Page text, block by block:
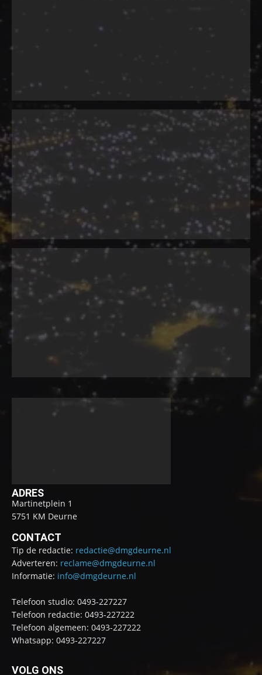
ADRES
Martinetplein 1
5751 KM Deurne
CONTACT
Tip de redactie: redactie@dmgdeurne.nl
Adverteren: reclame@dmgdeurne.nl
Informatie: info@dmgdeurne.nl
Telefoon studio: 0493-227227
Telefoon redactie: 0493-227222
Telefoon algemeen: 0493-227222
Whatsapp: 0493-227227
VOLG ONS